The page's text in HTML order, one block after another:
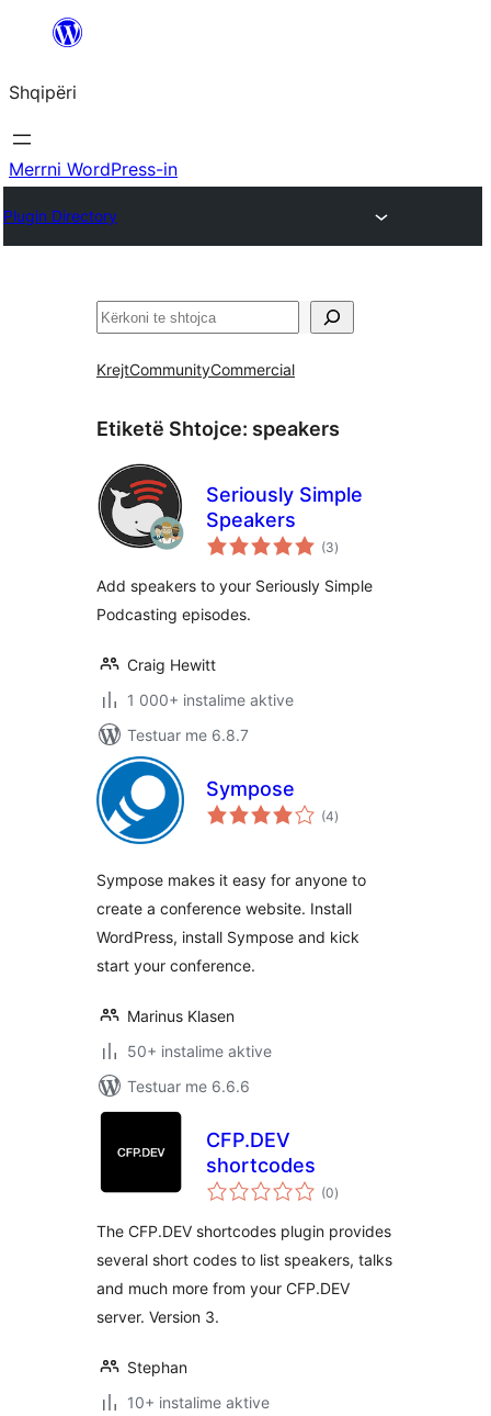
Hidhu
lënda
Shqipëri
Merrni WordPress-in
Plugin Directory
Kërko
KrejtCommunityCommercial
Etiketë Shtojce: speakers
Seriously Simple
Speakers
(3vlerësime
gjithsej
)
Add speakers to your Seriously Simple
Podcasting episodes.
Craig Hewitt
1 000+ instalime aktive
Testuar me 6.8.7
Sympose
(4vlerësime
gjithsej
)
Sympose makes it easy for anyone to
create a conference website. Install
WordPress, install Sympose and kick
start your conference.
Marinus Klasen
50+ instalime aktive
Testuar me 6.6.6
CFP.DEV
shortcodes
(0vlerësime
gjithsej
)
The CFP.DEV shortcodes plugin provides
several short codes to list speakers, talks
and much more from your CFP.DEV
server. Version 3.
Stephan
10+ instalime aktive